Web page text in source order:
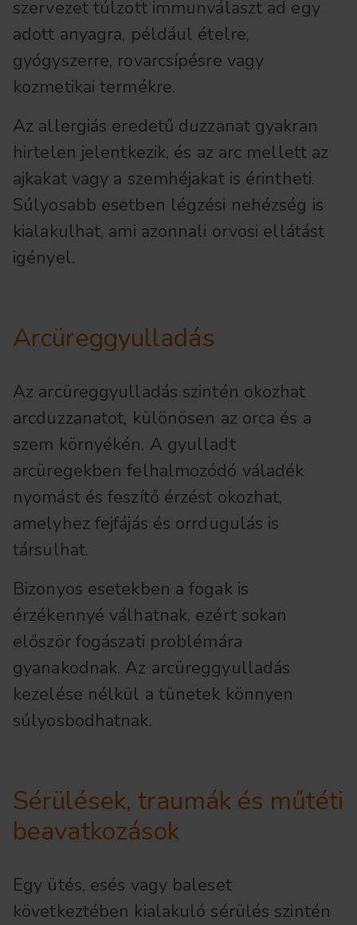
szervezet túlzott immunválaszt ad egy
adott anyagra, például ételre,
gyógyszerre, rovarcsípésre vagy
kozmetikai termékre.
Az allergiás eredetű duzzanat gyakran
hirtelen jelentkezik, és az arc mellett az
ajkakat vagy a szemhéjakat is érintheti.
Súlyosabb esetben légzési nehézség is
kialakulhat, ami azonnali orvosi ellátást
igényel.
Arcüreggyulladás
Az arcüreggyulladás szintén okozhat
arcduzzanatot, különösen az orca és a
szem környékén. A gyulladt
arcüregekben felhalmozódó váladék
nyomást és feszítő érzést okozhat,
amelyhez fejfájás és orrdugulás is
társulhat.
Bizonyos esetekben a fogak is
érzékennyé válhatnak, ezért sokan
először fogászati problémára
gyanakodnak. Az arcüreggyulladás
kezelése nélkül a tünetek könnyen
súlyosbodhatnak.
Sérülések, traumák és műtéti
beavatkozások
Egy ütés, esés vagy baleset
következtében kialakuló sérülés szintén